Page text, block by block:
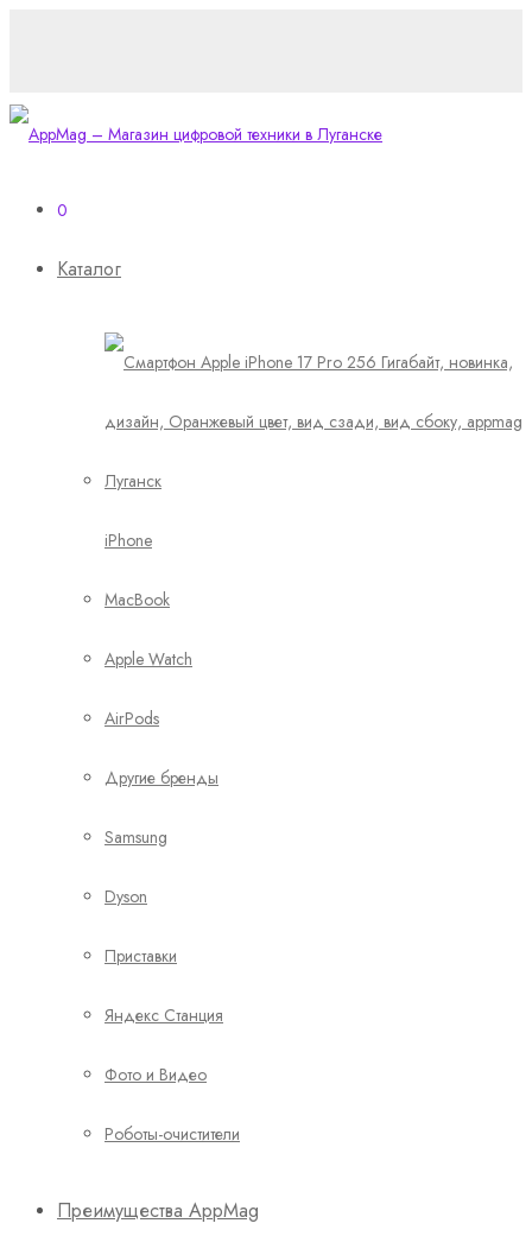
0
Каталог
iPhone
MacBook
Apple Watch
AirPods
Другие бренды
Samsung
Dyson
Приставки
Яндекс Станция
Фото и Видео
Роботы-очистители
Преимущества AppMag